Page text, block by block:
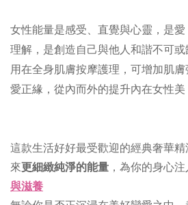
女性能量是感受、直覺與心靈，是愛
理解， 是創造自己與他人和諧不可或
用在全身肌膚按摩護理，可增加肌
愛正緣，從內而外的提升內在女性美
這款生活好好最受歡迎的經典奢華
來更細緻純淨的能量 ，為你的身心注
與滋養